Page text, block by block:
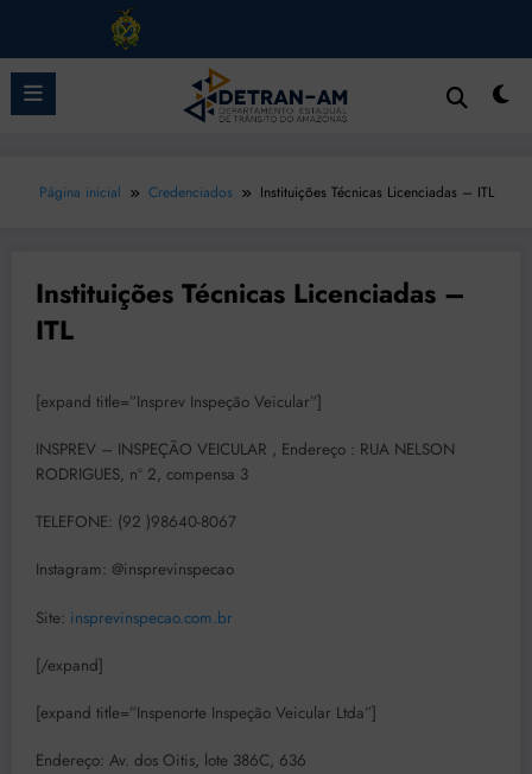
Pular
para
Página inicial Credenciados Instituições Técnicas Licenciadas – ITL
Instituições Técnicas Licenciadas –
ITL
[expand title=”Insprev Inspeção Veicular”]
INSPREV – INSPEÇÃO VEICULAR , Endereço : RUA NELSON
RODRIGUES, nº 2, compensa 3
TELEFONE: (92 )98640-8067
Instagram: @insprevinspecao
Site: insprevinspecao.com.br
[/expand]
[expand title=”Inspenorte Inspeção Veicular Ltda”]
Endereço: Av. dos Oitis, lote 386C, 636